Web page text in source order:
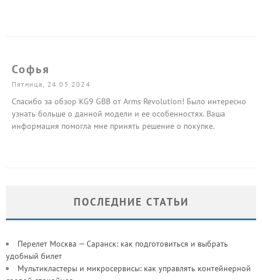
Софья
Пятница, 24.05.2024
Спасибо за обзор KG9 GBB от Arms Revolution! Было интересно
узнать больше о данной модели и ее особенностях. Ваша
информация помогла мне принять решение о покупке.
ПОСЛЕДНИЕ СТАТЬИ
Перелет Москва — Саранск: как подготовиться и выбрать
удобный билет
Мультикластеры и микросервисы: как управлять контейнерной